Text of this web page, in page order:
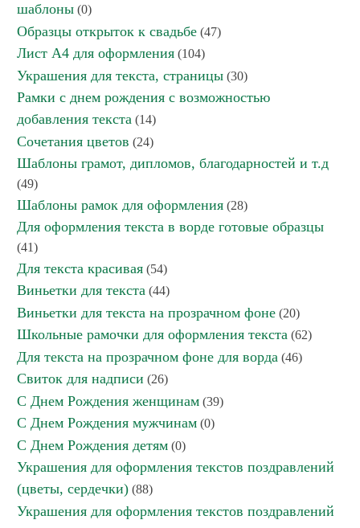
шаблоны (0)
Образцы открыток к свадьбе (47)
Лист А4 для оформления (104)
Украшения для текста, страницы (30)
Рамки с днем рождения с возможностью
добавления текста (14)
Сочетания цветов (24)
Шаблоны грамот, дипломов, благодарностей и т.д
(49)
Шаблоны рамок для оформления (28)
Для оформления текста в ворде готовые образцы
(41)
Для текста красивая (54)
Виньетки для текста (44)
Виньетки для текста на прозрачном фоне (20)
Школьные рамочки для оформления текста (62)
Для текста на прозрачном фоне для ворда (46)
Свиток для надписи (26)
С Днем Рождения женщинам (39)
С Днем Рождения мужчинам (0)
С Днем Рождения детям (0)
Украшения для оформления текстов поздравлений
(цветы, сердечки) (88)
Украшения для оформления текстов поздравлений